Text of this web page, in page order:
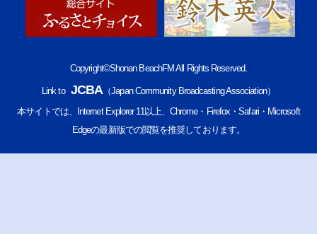
Copyright©Shonan BeachFM All Rights Reserved.
Link to JCBA（Japan Community Broadcasting Association）
本サイトでは、Internet Explorer 11以上、Chrome・Firefox・Safari・Microsoft
Edgeの最新版での閲覧を推奨しております。